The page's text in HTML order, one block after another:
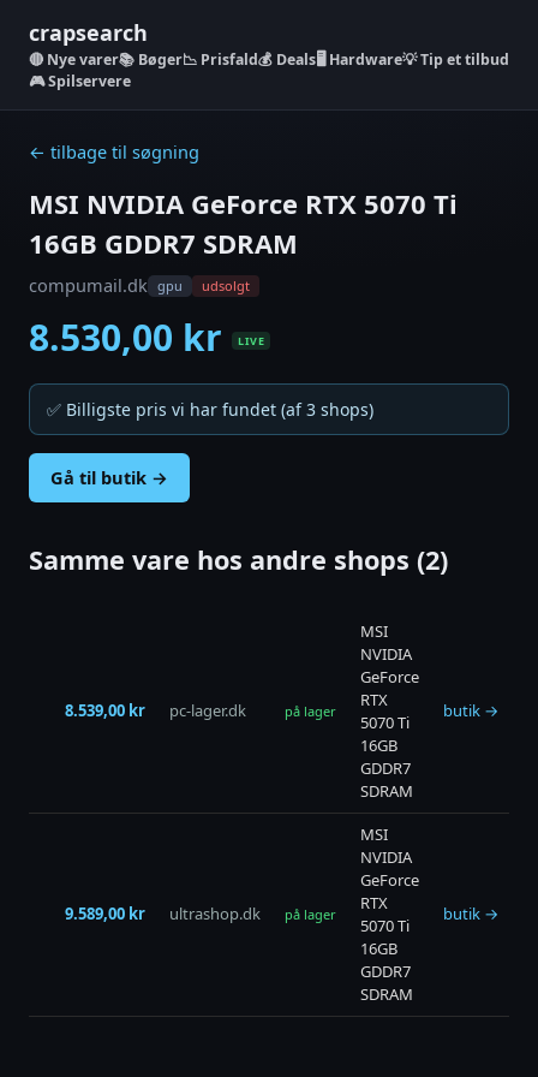
crapsearch
Nye varer📚 Bøger📉 Prisfald💰 Deals🖥️ Hardware💡 Tip et tilbud
🎮 Spilservere
← tilbage til søgning
MSI NVIDIA GeForce RTX 5070 Ti
16GB GDDR7 SDRAM
compumail.dk gpu udsolgt
8.530,00 kr LIVE
✅ Billigste pris vi har fundet (af 3 shops)
Gå til butik →
Samme vare hos andre shops (2)
8.539,00 kr pc-lager.dk på lager
MSI
NVIDIA
GeForce
RTX
5070 Ti
16GB
GDDR7
SDRAM
butik →
9.589,00 kr ultrashop.dk på lager
MSI
NVIDIA
GeForce
RTX
5070 Ti
16GB
GDDR7
SDRAM
butik →